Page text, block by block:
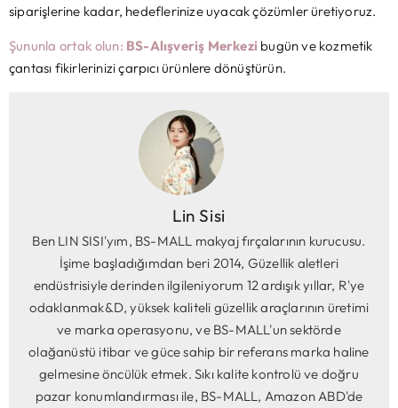
siparişlerine kadar, hedeflerinize uyacak çözümler üretiyoruz.
Şununla ortak olun: BS-Alışveriş Merkezi bugün ve kozmetik
çantası fikirlerinizi çarpıcı ürünlere dönüştürün.
Lin Sisi
Ben LIN SISI'yım, BS-MALL makyaj fırçalarının kurucusu.
İşime başladığımdan beri 2014, Güzellik aletleri
endüstrisiyle derinden ilgileniyorum 12 ardışık yıllar, R'ye
odaklanmak&D, yüksek kaliteli güzellik araçlarının üretimi
ve marka operasyonu, ve BS-MALL'un sektörde
olağanüstü itibar ve güce sahip bir referans marka haline
gelmesine öncülük etmek. Sıkı kalite kontrolü ve doğru
pazar konumlandırması ile, BS-MALL, Amazon ABD'de